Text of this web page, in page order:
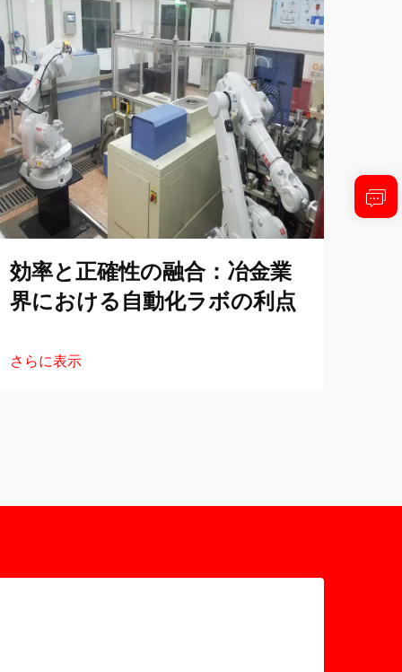
効率と正確性の融合：冶金業
界における自動化ラボの利点
さらに表示